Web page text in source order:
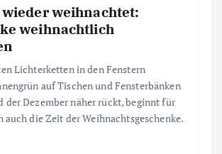
t
r
ä
g
wieder weihnachtet:
weihnachtlich
Lichterketten in den Fenstern
auf Tischen und Fensterbänken
der Dezember näher rückt, beginnt für
auch die Zeit der Weihnachtsgeschenke.